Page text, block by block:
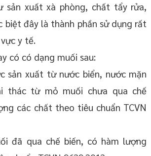
sản xuất xà phòng, chất tẩy rửa,
biệt đây là thành phần sử dụng rất
y tế.
có có dạng muối sau:
sản xuất từ nước biển, nước mặn
thác từ mỏ muối chưa qua chế
các chất theo tiêu chuẩn TCVN
đã qua chế biến, có hàm lượng